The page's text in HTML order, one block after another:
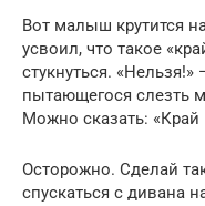
Вот малыш крутится
усвоил, что такое
стукнуться.
пытающегося слезть
Можно сказать: «Край
Осторожно. Сделай
спускаться с дивана